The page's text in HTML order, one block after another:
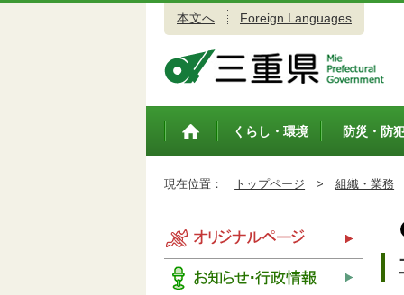
本文へ Foreign Languages
トップペ
くらし・環境 防災・防
現在位置： トップページ > 組織・業務